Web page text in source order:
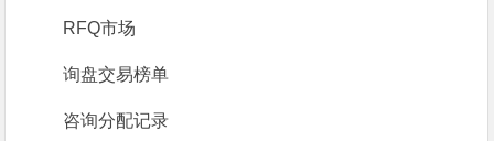
RFQ市场
询盘交易榜单
咨询分配记录